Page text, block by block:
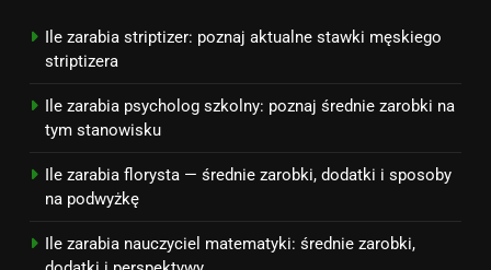
PRACA
Ile zarabia striptizer: poznaj aktualne stawki męskiego
striptizera
Ile zarabia psycholog szkolny: poznaj średnie zarobki na
tym stanowisku
Ile zarabia florysta — średnie zarobki, dodatki i sposoby
na podwyżkę
Ile zarabia nauczyciel matematyki: średnie zarobki,